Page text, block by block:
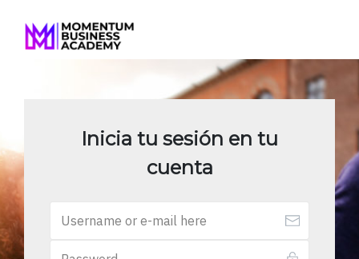
Inicia tu sesión en tu
cuenta